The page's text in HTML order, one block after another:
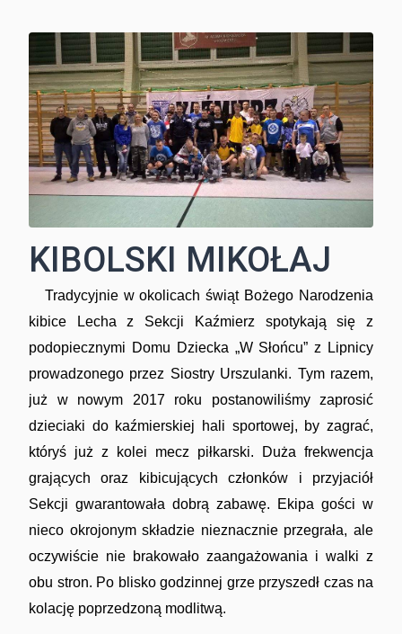
KIBOLSKI MIKOŁAJ
Tradycyjnie w okolicach świąt Bożego Narodzenia
kibice Lecha z Sekcji Kaźmierz spotykają się z
podopiecznymi Domu Dziecka „W Słońcu” z Lipnicy
prowadzonego przez Siostry Urszulanki. Tym razem,
już w nowym 2017 roku postanowiliśmy zaprosić
dzieciaki do kaźmierskiej hali sportowej, by zagrać,
któryś już z kolei mecz piłkarski. Duża frekwencja
grających oraz kibicujących członków i przyjaciół
Sekcji gwarantowała dobrą zabawę. Ekipa gości w
nieco okrojonym składzie nieznacznie przegrała, ale
oczywiście nie brakowało zaangażowania i walki z
obu stron. Po blisko godzinnej grze przyszedł czas na
kolację poprzedzoną modlitwą.